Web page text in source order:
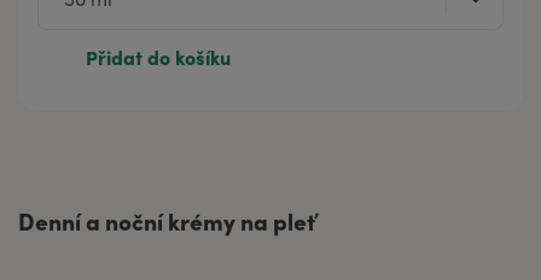
Přidat do košíku
C
h
Denní a noční krémy na pleť